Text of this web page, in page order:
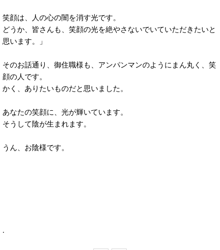
笑顔は、人の心の闇を消す光です。
どうか、皆さんも、笑顔の光を絶やさないでいていただきたいと
思います。」
そのお話通り、御住職様も、アンパンマンのようにまん丸く、笑
顔の人です。
かく、ありたいものだと思いました。
あなたの笑顔に、光が輝いています。
そうして陰が生まれます。
うん、お陰様です。
.